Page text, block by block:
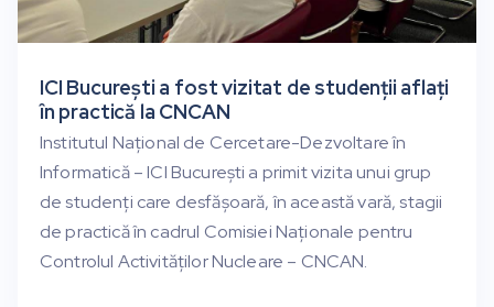
ICI București a fost vizitat de studenții aflați
în practică la CNCAN
Institutul Național de Cercetare-Dezvoltare în
Informatică – ICI București a primit vizita unui grup
de studenți care desfășoară, în această vară, stagii
de practică în cadrul Comisiei Naționale pentru
Controlul Activităților Nucleare – CNCAN.